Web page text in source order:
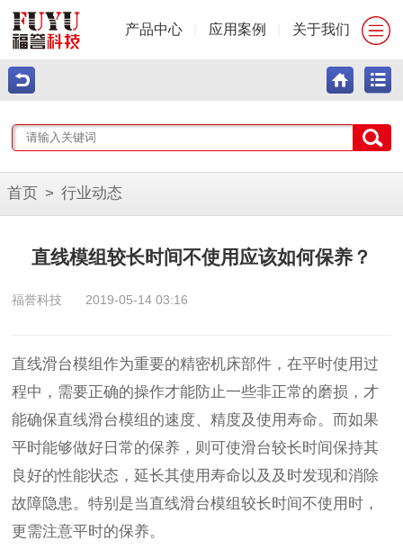
产品中心 应用案例 关于我们
首页 > 行业动态
直线模组较长时间不使用应该如何保养？
福誉科技 2019-05-14 03:16
直线滑台模组作为重要的精密机床部件，在平时使用过
程中，需要正确的操作才能防止一些非正常的磨损，才
能确保直线滑台模组的速度、精度及使用寿命。而如果
平时能够做好日常的保养，则可使滑台较长时间保持其
良好的性能状态，延长其使用寿命以及及时发现和消除
故障隐患。特别是当直线滑台模组较长时间不使用时，
更需注意平时的保养。